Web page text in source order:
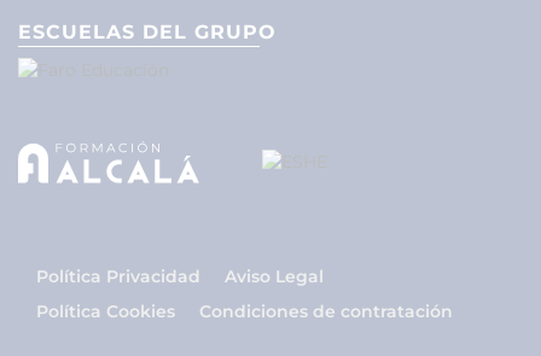
ESCUELAS DEL GRUPO
Política Privacidad
Aviso Legal
Política Cookies
Condiciones de contratación